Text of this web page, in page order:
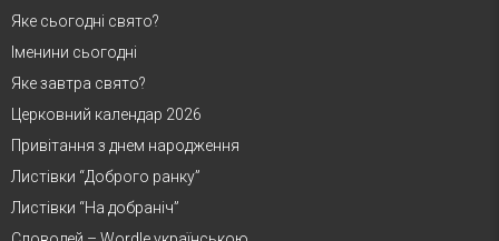
Яке сьогодні свято?
Іменини сьогодні
Яке завтра свято?
Церковний календар 2026
Привітання з днем народження
Листівки “Доброго ранку”
Листівки “На добраніч”